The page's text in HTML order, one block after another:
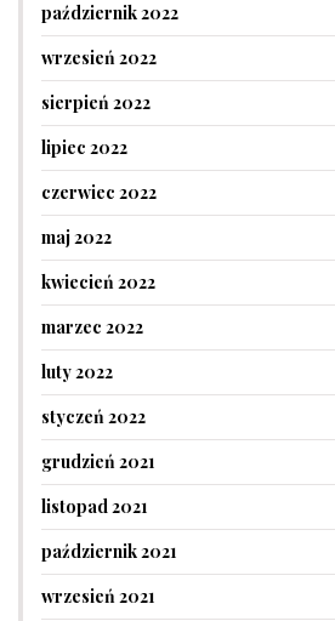
październik 2022
wrzesień 2022
sierpień 2022
lipiec 2022
czerwiec 2022
maj 2022
kwiecień 2022
marzec 2022
luty 2022
styczeń 2022
grudzień 2021
listopad 2021
październik 2021
wrzesień 2021